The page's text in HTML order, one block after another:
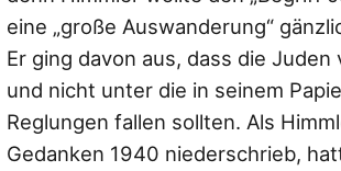
eine „große Auswanderung“
Er ging davon aus, dass die Juden
und nicht unter die in seinem
Reglungen fallen sollten. Als
Gedanken 1940 niederschrieb,